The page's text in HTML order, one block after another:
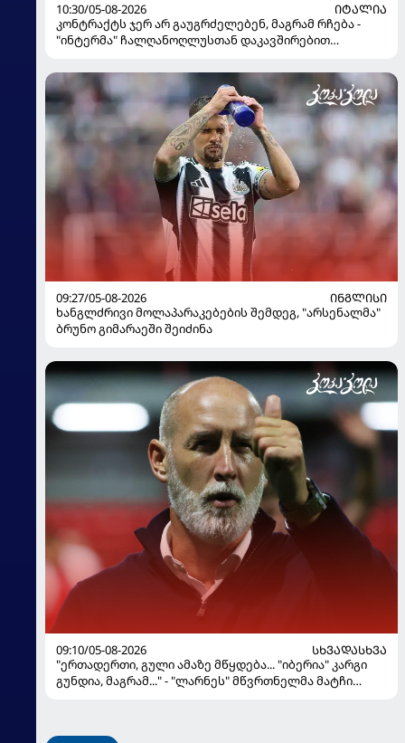
10:30/05-08-2026
ᲘᲢᲐᲚᲘᲐ
კონტრაქტს ჯერ არ გაუგრძელებენ, მაგრამ რჩება -
"ინტერმა" ჩალღანოღლუსთან დაკავშირებით
09:27/05-08-2026
ᲘᲜᲒᲚᲘᲡᲘ
ხანგლძრივი მოლაპარაკებების შემდეგ, "არსენალმა"
ბრუნო გიმარაეში შეიძინა
09:10/05-08-2026
ᲡᲮᲕᲐᲓᲐᲡᲮᲕᲐ
"ერთადერთი, გული ამაზე მწყდება... "იბერია" კარგი
გუნდია, მაგრამ..." - "ლარნეს" მწვრთნელმა მატჩი